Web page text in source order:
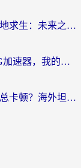
在欧洲怎么打绝地求生：未来之役不卡？留学生亲测的加速器避坑指南
人在美国玩BanG加速器，我的延迟终于绿了
海外玩坦克世界总卡顿？海外坦克世界加速器有哪些？实测好用的选择在这里